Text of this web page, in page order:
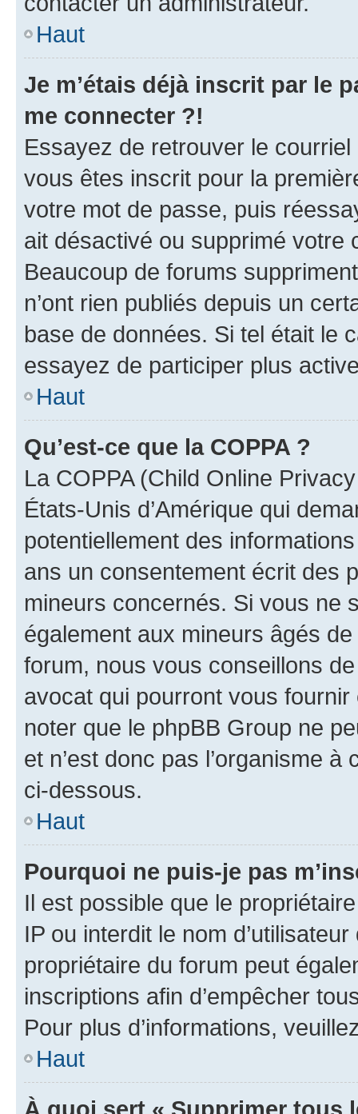
Haut
Je m’étais déjà inscrit par le
me connecter ?!
Essayez de retrouver le
vous êtes inscrit pour la
votre mot de passe, puis
ait désactivé ou supprimé votre
Beaucoup de forums
n’ont rien publiés depuis un
base de données. Si tel était le
essayez de participer plus
Haut
Qu’est-ce que la COPPA ?
La COPPA (Child Online
États-Unis d’Amérique qui
potentiellement des
ans un consentement écrit des
mineurs concernés. Si vous ne
également aux mineurs âgés
forum, nous vous conseillons
avocat qui pourront vous
noter que le phpBB Group ne
et n’est donc pas l’organisme
ci-dessous.
Haut
Pourquoi ne puis-je pas
Il est possible que le
IP ou interdit le nom
propriétaire du forum peut
inscriptions afin d’empêcher
Pour plus d’informations,
Haut
À quoi sert « Supprimer tous